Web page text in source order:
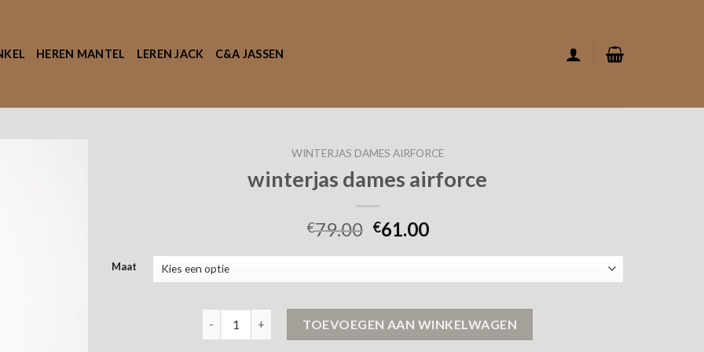
HEREN MANTEL LEREN JACK C&A JASSEN
WINTERJAS DAMES AIRFORCE
winterjas dames airforce
€79.00 €61.00
Maat
TOEVOEGEN AAN WINKELWAGEN